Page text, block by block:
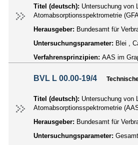
Titel (deutsch): Untersuchung von
Atomabsorptionsspektrometrie
Herausgeber: Bundesamt für
Untersuchungsparameter: Blei ,
Verfahrensprinzipien: AAS im
BVL L 00.00-19/4
Titel (deutsch): Untersuchung von
Atomabsorptionsspektrometrie
Herausgeber: Bundesamt für
Untersuchungsparameter: